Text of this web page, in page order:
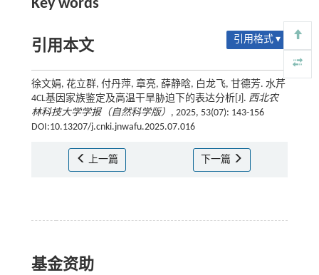
Key words
引用本文 引用格式 ▾
徐文娟, 花立群, 付丹萍, 章亮, 薛静晗, 白龙飞, 甘德芳. 水芹
4CL基因家族鉴定及高温干旱胁迫下的表达分析[J]. 西北农
林科技大学学报（自然科学版） , 2025, 53(07): 143-156
DOI:10.13207/j.cnki.jnwafu.2025.07.016
上一篇 下一篇
基金资助